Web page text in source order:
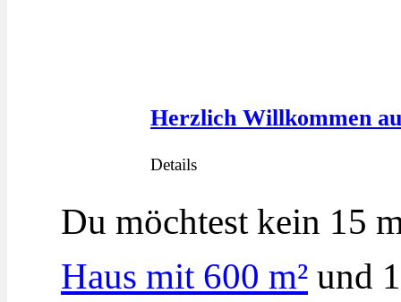
Herzlich Willkommen
Details
Du möchtest kein 15
Haus mit 600 m² und